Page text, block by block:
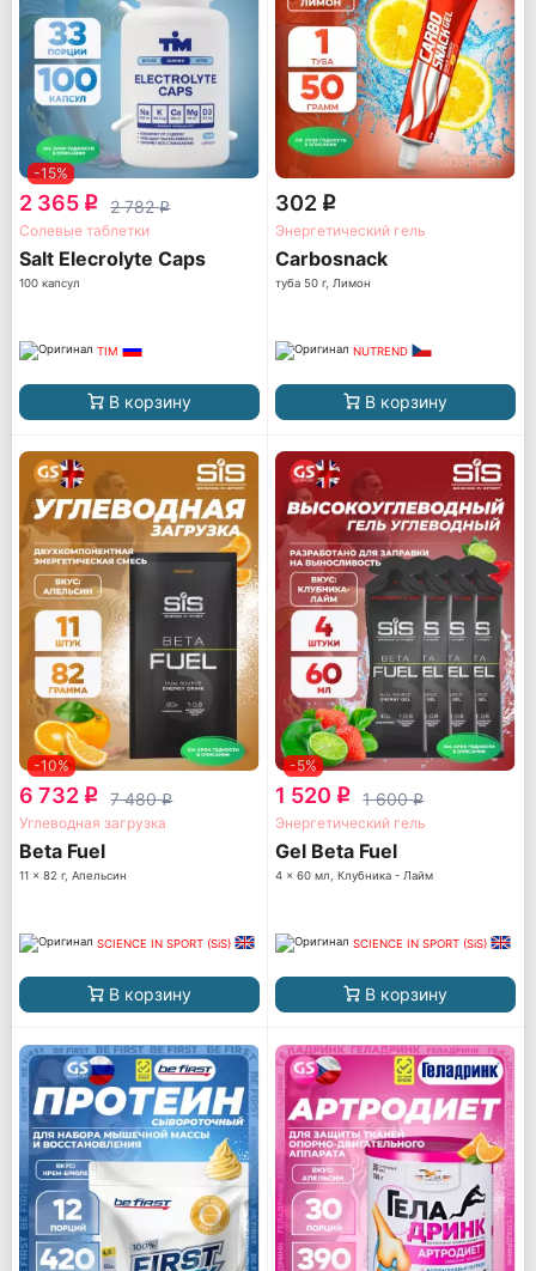
-15%
2 365 q 2 782q
Солевые таблетки
Salt Elecrolyte Caps
100 капсул
TIM
В корзину
302 q
Энергетический гель
Carbosnack
туба 50 г, Лимон
NUTREND
В корзину
-10%
6 732 q 7 480q
Углеводная загрузка
Beta Fuel
11 x 82 г, Апельсин
SCIENCE IN SPORT (SiS)
В корзину
-5%
1 520 q 1 600q
Энергетический гель
Gel Beta Fuel
4 x 60 мл, Клубника - Лайм
SCIENCE IN SPORT (SiS)
В корзину